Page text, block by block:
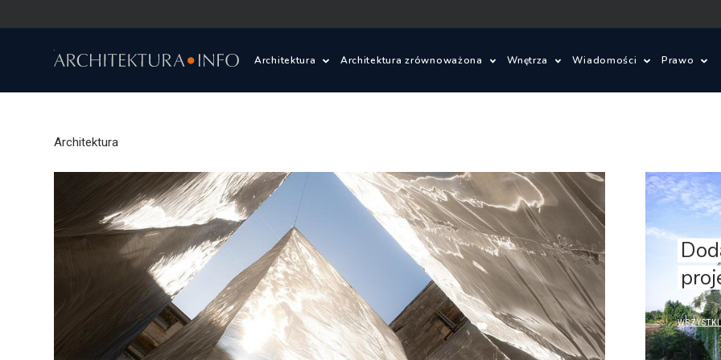
Architektura
Wasze realizacje
Architektura krajobrazu
Prace konkursowe
Pracownie architektoniczne
Architektura zrównoważona
Ślad węglowy i budynki bezemisyjne
Budynki zrównoważone
Miasta zrównoważone
OZE
Wnętrza Wiadomości
Aktualności
Zagadnienia prawne
Oprogramowanie
Prawo
Ustawa
Architektura
Dodaj
freelance
WSZYSTKIE FREELANCE